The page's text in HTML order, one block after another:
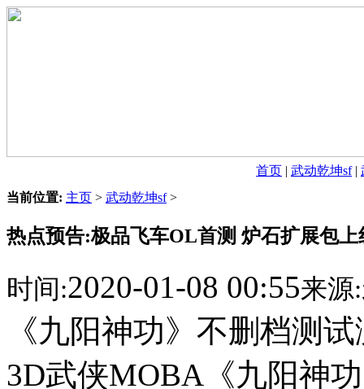
首页 | 武动乾坤sf|
当前位置: 主页 > 武动乾坤sf>
热点预告:极品飞车OL首测 炉石扩展包上
时间:2020-01-08 00:55来源:
《九阳神功》不删档测
3D武侠MOBA《九阳神